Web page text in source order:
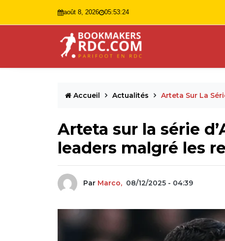
août 8, 2026 05:53:25
Accueil Actualités Arteta Sur La
Arteta sur la série
leaders malgré les
Par Marco, 08/12/2025 - 04:39